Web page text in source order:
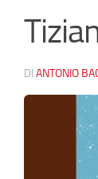
DI ANTONIO